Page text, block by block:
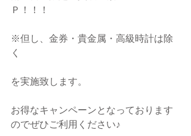
Ｐ！！！
※但し、金券・貴金属・高級時計は除
く
を実施致します。
お得なキャンペーンとなっております
のでぜひご利用ください♪